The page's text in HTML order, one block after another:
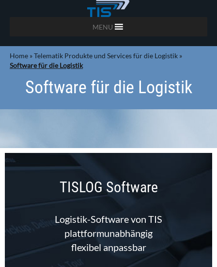
MENU
Home »Telematik Produkte und Services für die Logistik »
Software für die Logistik
Software für die Logistik
TISLOG Software
Logistik-Software von TIS
plattformunabhängig
flexibel anpassbar